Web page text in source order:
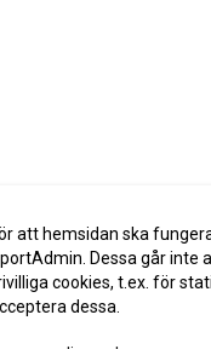
att hemsidan ska
Dessa går inte
cookies, t.ex. för
dessa.